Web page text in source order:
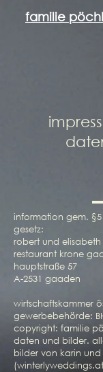
familie
information gem.
gesetz:
robert und elisabeth
restaurant krone
hauptstraße 57
A-2531 gaaden
wirtschaftskammer
gewerbebehörde:
copyright: familie
daten und bilder.
bilder von karin